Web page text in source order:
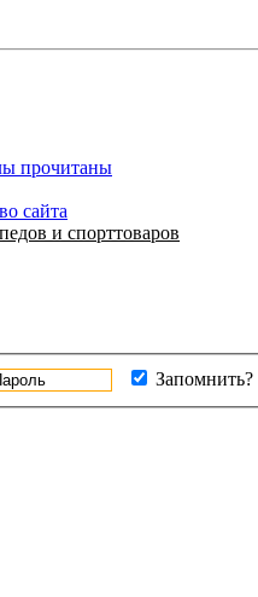
прочитаны
сайта
и спорттоваров
Запомнить?